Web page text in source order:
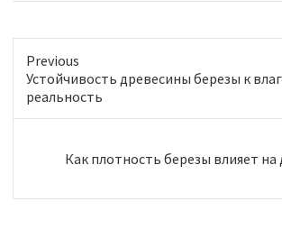
Previous
P
r
e
s
Устойчивость древесины березы к
реальность
x
Как плотность березы влияет на